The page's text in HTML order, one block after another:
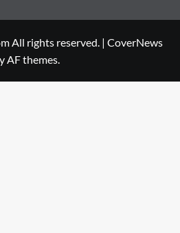
All rights reserved. | CoverNews
AF themes.